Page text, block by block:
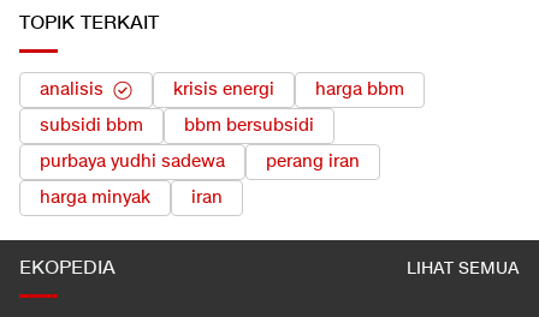
TOPIK TERKAIT
analisis krisis energi
harga bbm
subsidi bbm
bbm bersubsidi
purbaya yudhi sadewa
perang iran
harga minyak
iran
EKOPEDIA LIHAT SEMUA